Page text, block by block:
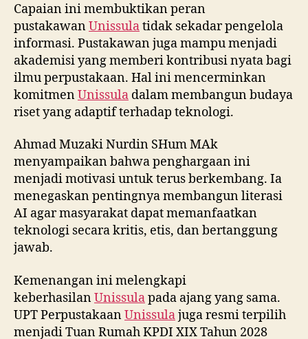
Capaian ini membuktikan peran
pustakawanUnissulatidak sekadar pengelola
informasi. Pustakawan juga mampu menjadi
akademisi yang memberi kontribusi nyata bagi
ilmu perpustakaan. Hal ini mencerminkan
komitmenUnissula dalam membangun budaya
riset yang adaptif terhadap teknologi.
Ahmad Muzaki Nurdin SHum MAk
menyampaikan bahwa penghargaan ini
menjadi motivasi untuk terus berkembang. Ia
menegaskan pentingnya membangun literasi
AI agar masyarakat dapat memanfaatkan
teknologi secara kritis, etis, dan bertanggung
jawab.
Kemenangan ini melengkapi
keberhasilanUnissulapada ajang yang sama.
UPT PerpustakaanUnissulajuga resmi terpilih
menjadi Tuan Rumah KPDI XIX Tahun 2028